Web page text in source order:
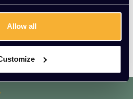
Allow all
ontwerpen, bouwen en leveren van
ook een kijkje nemen op onze andere